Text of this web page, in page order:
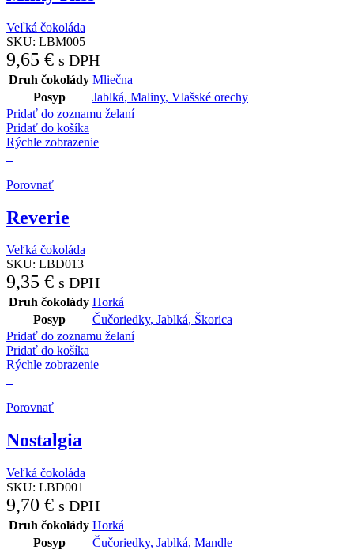
Veľká čokoláda
SKU: LBM005
9,65 € s DPH
Druh čokolády Mliečna
Posyp
Jablká, Maliny, Vlašské orechy
Pridať do zoznamu želaní
Pridať do košíka
Rýchle zobrazenie
Porovnať
Reverie
Veľká čokoláda
SKU: LBD013
9,35 € s DPH
Druh čokolády Horká
Posyp
Čučoriedky, Jablká, Škorica
Pridať do zoznamu želaní
Pridať do košíka
Rýchle zobrazenie
Porovnať
Nostalgia
Veľká čokoláda
SKU: LBD001
9,70 € s DPH
Druh čokolády Horká
Posyp
Čučoriedky, Jablká, Mandle